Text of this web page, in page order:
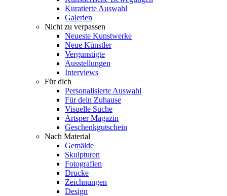
Kuratierte Auswahl
Galerien
Nicht zu verpassen
Neueste Kunstwerke
Neue Künstler
Vergunstigte
Ausstellungen
Interviews
Für dich
Personalisierte Auswahl
Für dein Zuhause
Visuelle Suche
Artsper Magazin
Geschenkgutschein
Nach Material
Gemälde
Skulpturen
Fotografien
Drucke
Zeichnungen
Design